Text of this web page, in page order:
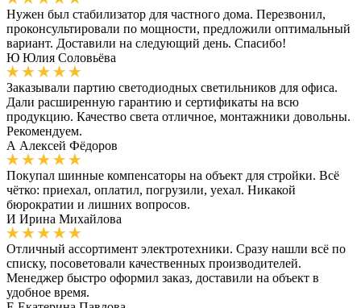
Нужен был стабилизатор для частного дома. Перезвонил,
проконсультировали по мощности, предложили оптимальный
вариант. Доставили на следующий день. Спасибо!
Ю Юлия Соловьёва
Заказывали партию светодиодных светильников для офиса.
Дали расширенную гарантию и сертификаты на всю
продукцию. Качество света отличное, монтажники довольны.
Рекомендуем.
А Алексей Фёдоров
Покупал шинные компенсаторы на объект для стройки. Всё
чётко: приехал, оплатил, погрузили, уехал. Никакой
бюрократии и лишних вопросов.
И Ирина Михайлова
Отличный ассортимент электротехники. Сразу нашли всё по
списку, посоветовали качественных производителей.
Менеджер быстро оформил заказ, доставили на объект в
удобное время.